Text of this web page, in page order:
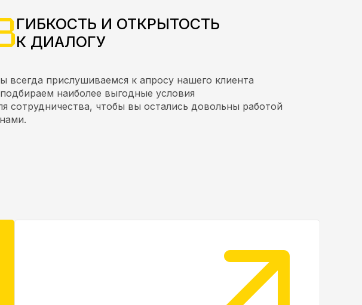
ГИБКОСТЬ И ОТКРЫТОСТЬ
К ДИАЛОГУ
всегда прислушиваемся к апросу нашего клиента
наиболее выгодные условия
сотрудничества, чтобы вы остались довольны работой